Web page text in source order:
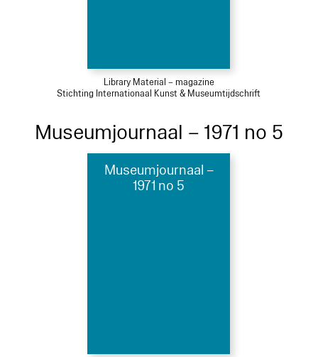
Library Material – magazine
Stichting Internationaal Kunst & Museumtijdschrift
Museumjournaal – 1971 no 5
Museumjournaal –
1971 no 5